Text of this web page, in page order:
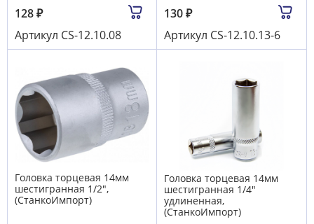
128₽
Артикул CS-12.10.08
130₽
Артикул CS-12.10.13-6
Головка торцевая 14мм
шестигранная 1/2",
(СтанкоИмпорт)
Головка торцевая 14мм
шестигранная 1/4"
удлиненная,
(СтанкоИмпорт)